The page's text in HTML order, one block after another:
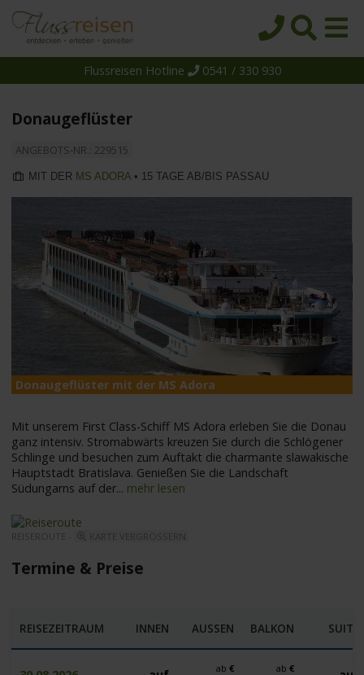
Reiseziele
Reedereien
Über uns
Wissen
Flussreisen Hotline 0541 / 330 930
Donaugeflüster
ANGEBOTS-NR.: 229515
MIT DER MS ADORA• 15 TAGE AB/BIS PASSAU
Donaugeflüster mit der MS Adora
Mit unserem First Class-Schiff MS Adora erleben Sie die Donau
ganz intensiv. Stromabwärts kreuzen Sie durch die Schlögener
Schlinge und besuchen zum Auftakt die charmante slawakische
Hauptstadt Bratislava. Genießen Sie die Landschaft
Südungarns auf der... mehr lesen
REISEROUTE -
Termine & Preise
REISEZEITRAUM INNEN AUSSEN BALKON SUITE
ab€ ab€